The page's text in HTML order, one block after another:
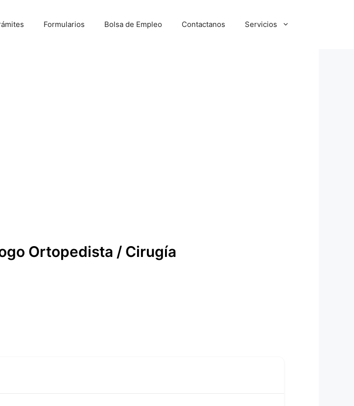
Formularios Bolsa de Empleo Contactanos Servicios
Ortopedista / Cirugía